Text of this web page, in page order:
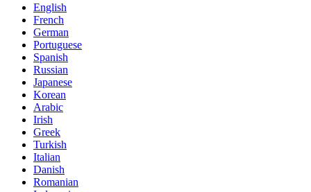
English
French
German
Portuguese
Spanish
Russian
Japanese
Korean
Arabic
Irish
Greek
Turkish
Italian
Danish
Romanian